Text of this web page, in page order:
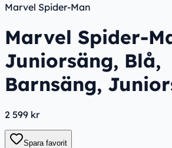
Marvel Spider-Man
Marvel Spider-
Juniorsäng, Blå,
Barnsäng,
2 599 kr
Spara favorit